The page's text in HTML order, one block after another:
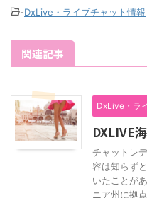
-DxLive・ライブチャット情報
関連記事
DxLive・ラ
DXLIVE
チャットレ
容は知らず
いたことが
ニア州に拠